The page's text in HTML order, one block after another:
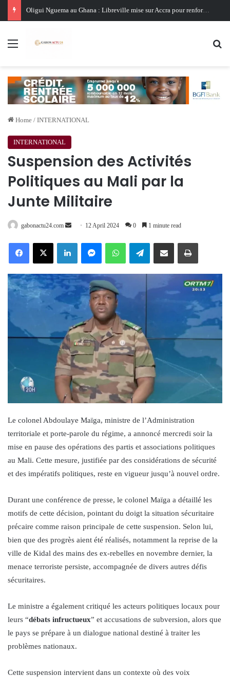
Oligui Nguema au Ghana : Libreville mise sur Accra pour renforcer sa stratégie diplomatique et économique
Menu
Home / INTERNATIONAL
INTERNATIONAL
Suspension des Activités
Politiques au Mali par la
Junte Militaire
gabonactu24.com
Send 12 April 2024 0 1 minute read
FacebookX LinkedInMessengerWhatsAppTelegramShare via Email Print
Le colonel Abdoulaye Maïga, ministre de l’Administration
territoriale et porte-parole du régime, a annoncé mercredi soir la
mise en pause des opérations des partis et associations politiques
au Mali. Cette mesure, justifiée par des considérations de sécurité
et des impératifs politiques, reste en vigueur jusqu’à nouvel ordre.
Durant une conférence de presse, le colonel Maïga a détaillé les
motifs de cette décision, pointant du doigt la situation sécuritaire
précaire comme raison principale de cette suspension. Selon lui,
bien que des progrès aient été réalisés, notamment la reprise de la
ville de Kidal des mains des ex-rebelles en novembre dernier, la
menace terroriste persiste, accompagnée de divers autres défis
sécuritaires.
Le ministre a également critiqué les acteurs politiques locaux pour
leurs “débats infructueux” et accusations de subversion, alors que
le pays se prépare à un dialogue national destiné à traiter les
problèmes nationaux.
Cette suspension intervient dans un contexte où des voix